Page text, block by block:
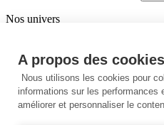
A propos des cookies
Nous utilisons les cookies pour
informations sur les performances
améliorer et personnaliser le
Nos univers
cosmétique
À propos
Qui sommes-nous ? Notre